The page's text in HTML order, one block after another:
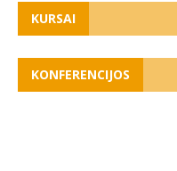
KURSAI
KONFERENCIJOS